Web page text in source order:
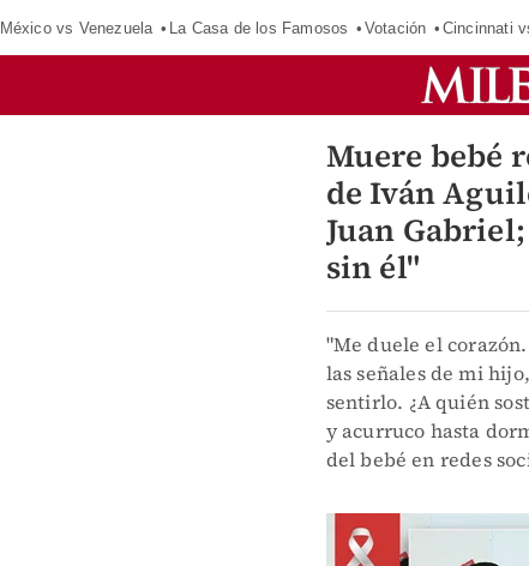
México vs Venezuela La Casa de los Famosos Votación Cincinnati
Muere bebé
de Iván
Juan
sin él"
"Me duele el
las señales de mi
sentirlo. ¿A quién
y acurruco hasta
del bebé en redes